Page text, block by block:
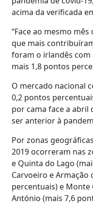
acima da verificada
“Face ao mesmo
que mais
foram o irlandês com
mais 1,8 pontos
O mercado nacional
0,2 pontos
por cama face a abril
ser anterior à
Por zonas
2019 ocorreram nas
e Quinta do Lago
Carvoeiro e Armação
percentuais) e Monte
António (mais 7,6